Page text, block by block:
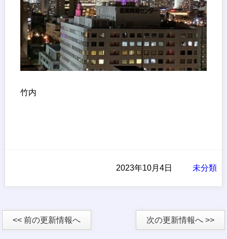
竹内
未分類
2023年10月4日
<< 前の更新情報へ 次の更新情報へ >>